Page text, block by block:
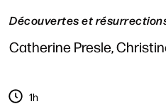
Découvertes et
Catherine Presle,
1h